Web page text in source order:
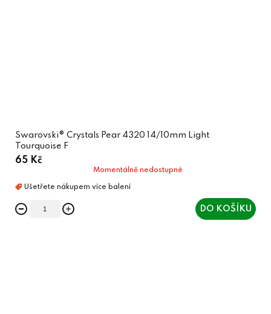
Swarovski® Crystals Pear 4320 14/10mm Light
Tourquoise F
65 Kč
Momentálně nedostupné
DO KOŠÍKU